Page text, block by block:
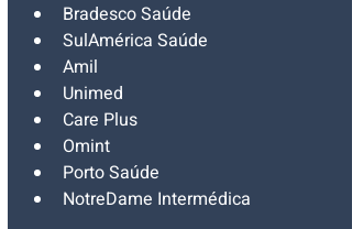
Bradesco Saúde
SulAmérica Saúde
Amil
Unimed
Care Plus
Omint
Porto Saúde
NotreDame Intermédica